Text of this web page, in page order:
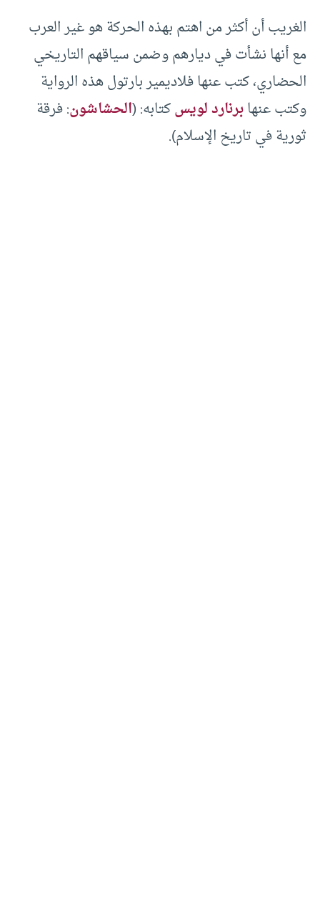
الغريب أن أكثر من اهتم بهذه الحركة هو غير العرب
مع أنها نشأت في ديارهم وضمن سياقهم التاريخي
الحضاري، كتب عنها فلاديمير بارتول هذه الرواية
وكتب عنهابرنارد لويسكتابه: (الحشاشون: فرقة
ثورية في تاريخ الإسلام).